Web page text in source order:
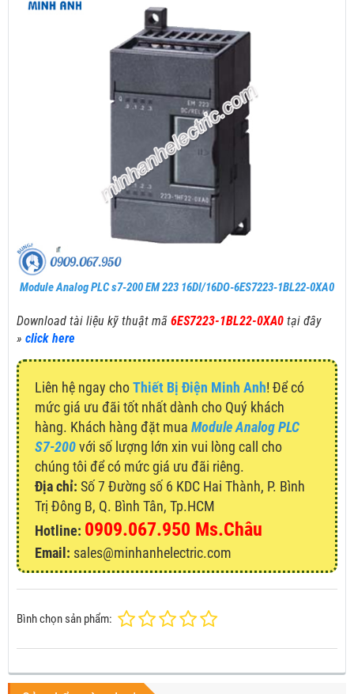
Module Analog PLC s7-200 EM 223 16DI/16DO-6ES7223-1BL22-0XA0
Download tài liệu kỹ thuật mã 6ES7223-1BL22-0XA0 tại đây
» click here
Liên hệ ngay choThiết Bị Điện Minh Anh! Để có
mức giá ưu đãi tốt nhất dành cho Quý khách
hàng. Khách hàng đặt mua Module Analog PLC
S7-200với số lượng lớn xin vui lòng call cho
chúng tôi để có mức giá ưu đãi riêng.
Địa chỉ: Số 7 Đường số 6 KDC Hai Thành, P. Bình
Trị Đông B, Q. Bình Tân, Tp.HCM
Hotline: 0909.067.950 Ms.Châu
Email: sales@minhanhelectric.com
Bình chọn sản phẩm: